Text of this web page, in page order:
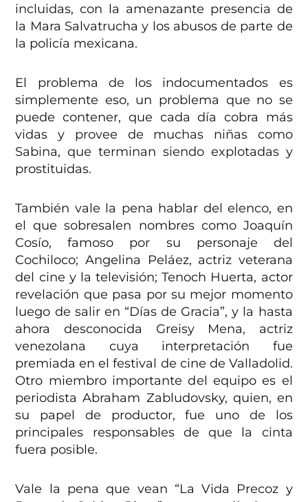
incluidas, con la amenazante presencia de
la Mara Salvatrucha y los abusos de parte de
la policía mexicana.
El problema de los indocumentados es
simplemente eso, un problema que no se
puede contener, que cada día cobra más
vidas y provee de muchas niñas como
Sabina, que terminan siendo explotadas y
prostituidas.
También vale la pena hablar del elenco, en
el que sobresalen nombres como Joaquín
Cosío, famoso por su personaje del
Cochiloco; Angelina Peláez, actriz veterana
del cine y la televisión; Tenoch Huerta, actor
revelación que pasa por su mejor momento
luego de salir en “Días de Gracia”, y la hasta
ahora desconocida Greisy Mena, actriz
venezolana cuya interpretación fue
premiada en el festival de cine de Valladolid.
Otro miembro importante del equipo es el
periodista Abraham Zabludovsky, quien, en
su papel de productor, fue uno de los
principales responsables de que la cinta
fuera posible.
Vale la pena que vean “La Vida Precoz y